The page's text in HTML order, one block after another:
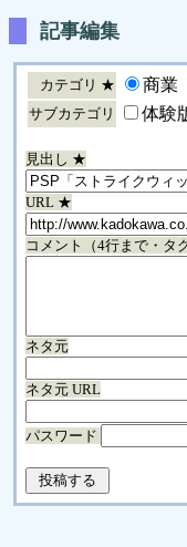
記事編集
カテゴリ ★ 商業
サブカテゴリ 体験
見出し ★
URL ★
コメント（4行まで・タ
ネタ元
ネタ元 URL
パスワード